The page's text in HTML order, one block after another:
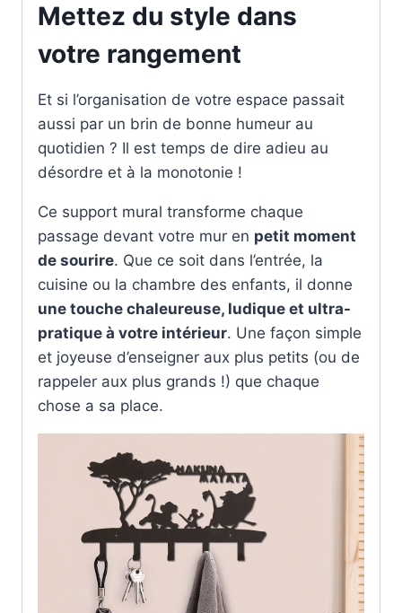
Mettez du style dans
votre rangement
Et si l’organisation de votre espace passait
aussi par un brin de bonne humeur au
quotidien ? Il est temps de dire adieu au
désordre et à la monotonie !
Ce support mural transforme chaque
passage devant votre mur en petit moment
de sourire. Que ce soit dans l’entrée, la
cuisine ou la chambre des enfants, il donne
une touche chaleureuse, ludique et ultra-
pratique à votre intérieur. Une façon simple
et joyeuse d’enseigner aux plus petits (ou de
rappeler aux plus grands !) que chaque
chose a sa place.